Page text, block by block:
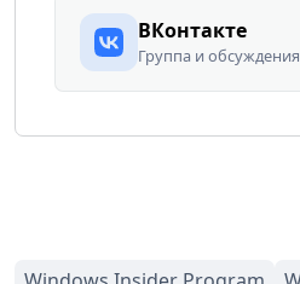
ВКонтакте
Группа и обсуждения